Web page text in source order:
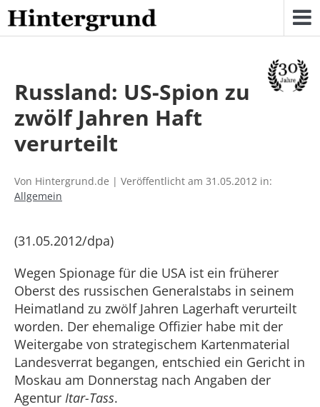
Skip
to
content
Russland: US-Spion zu
zwölf Jahren Haft
verurteilt
Von Hintergrund.de | Veröffentlicht am 31.05.2012 in:
Allgemein
(31.05.2012/dpa)
Wegen Spionage für die USA ist ein früherer
Oberst des russischen Generalstabs in seinem
Heimatland zu zwölf Jahren Lagerhaft verurteilt
worden. Der ehemalige Offizier habe mit der
Weitergabe von strategischem Kartenmaterial
Landesverrat begangen, entschied ein Gericht in
Moskau am Donnerstag nach Angaben der
Agentur Itar-Tass.